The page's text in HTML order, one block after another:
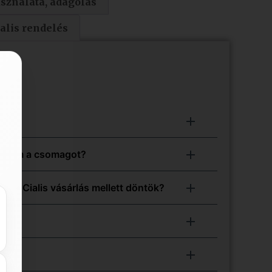
rendelés
a csomagot?
ha Cialis vásárlás mellett döntök?